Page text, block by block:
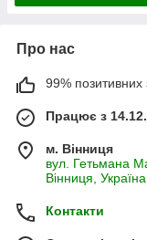
Про нас
99% позитивних
Працює з
м. Вінниця
вул. Гетьмана
Вінниця, Україна
Контакти